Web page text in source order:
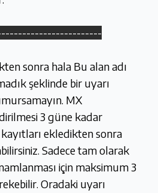
sonra hala Bu alan adı
şeklinde bir uyarı
MX
3 güne kadar
ekledikten sonra
Sadece tam olarak
için maksimum 3
Oradaki uyarı